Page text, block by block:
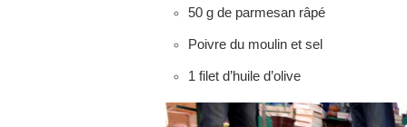
50 g de parmesan râpé
Poivre du moulin et sel
1 filet d’huile d’olive